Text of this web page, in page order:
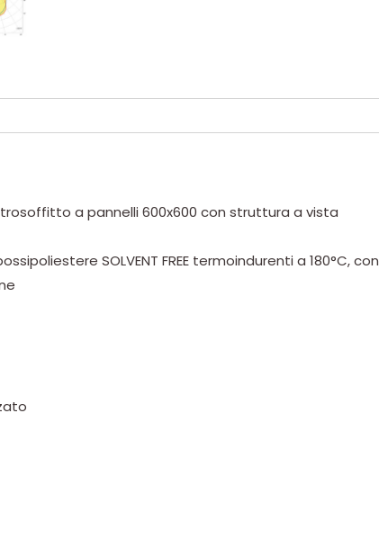
a pannelli 600x600 con struttura a vista
SOLVENT FREE termoindurenti a 180°C, con